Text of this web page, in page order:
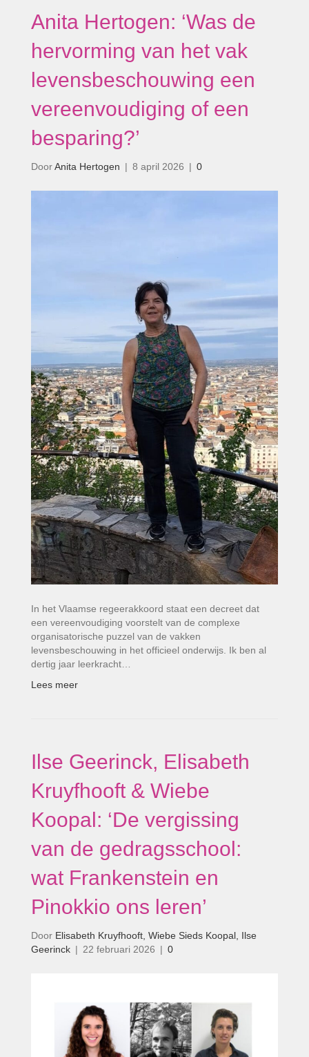
Anita Hertogen: ‘Was de
hervorming van het vak
levensbeschouwing een
vereenvoudiging of een
besparing?’
DoorAnita Hertogen | 8 april 2026 | 0
In het Vlaamse regeerakkoord staat een decreet dat
een vereenvoudiging voorstelt van de complexe
organisatorische puzzel van de vakken
levensbeschouwing in het officieel onderwijs. Ik ben al
dertig jaar leerkracht…
Lees meer
Ilse Geerinck, Elisabeth
Kruyfhooft & Wiebe
Koopal: ‘De vergissing
van de gedragsschool:
wat Frankenstein en
Pinokkio ons leren’
Door Elisabeth Kruyfhooft, Wiebe Sieds Koopal, Ilse
Geerinck | 22 februari 2026 | 0